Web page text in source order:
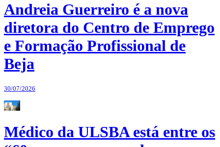
Andreia Guerreiro é a nova
diretora do Centro de Emprego
e Formação Profissional de
Beja
30/07/2026
Médico da ULSBA está entre os